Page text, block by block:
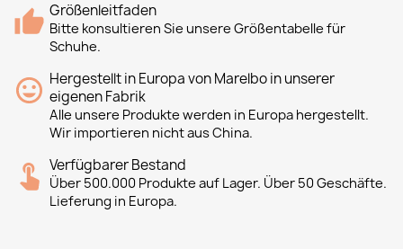
Größenleitfaden
Bitte konsultieren Sie unsere Größentabelle für
Schuhe.
Hergestellt in Europa von Marelbo in unserer
eigenen Fabrik
Alle unsere Produkte werden in Europa hergestellt.
Wir importieren nicht aus China.
Verfügbarer Bestand
Über 500.000 Produkte auf Lager. Über 50 Geschäfte.
Lieferung in Europa.